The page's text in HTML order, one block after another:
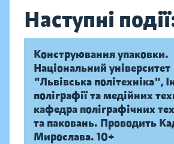
Наступні
Конструювання упаковки.
Національний університет
"Львівська політехніка",
поліграфії та медійних
кафедра поліграфічних
та паковань. Проводить
Мирослава. 10+